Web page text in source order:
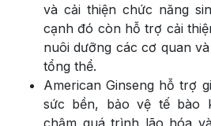
và cải thiện chức năng
cạnh đó còn hỗ trợ cải
nuôi dưỡng các cơ quan
tổng thể.
American Ginseng hỗ trợ
sức bền, bảo vệ tế bào